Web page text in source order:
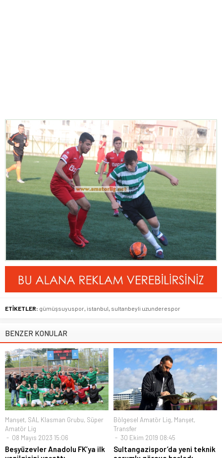
ETİKETLER: gümüşsuyuspor istanbul sultanbeyli uzunderespor
BENZER KONULAR
Manşet, SAL Klasman Grubu, Süper
Amatör Lig
08 Mayıs 2023 15:06
Beşyüzevler Anadolu FK’ya ilk
Bölgesel Amatör Lig, Manşet,
Transfer
30 Ekim 2019 08:45
Sultangazispor’da yeni teknik